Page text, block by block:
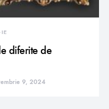
diferite de
9, 2024